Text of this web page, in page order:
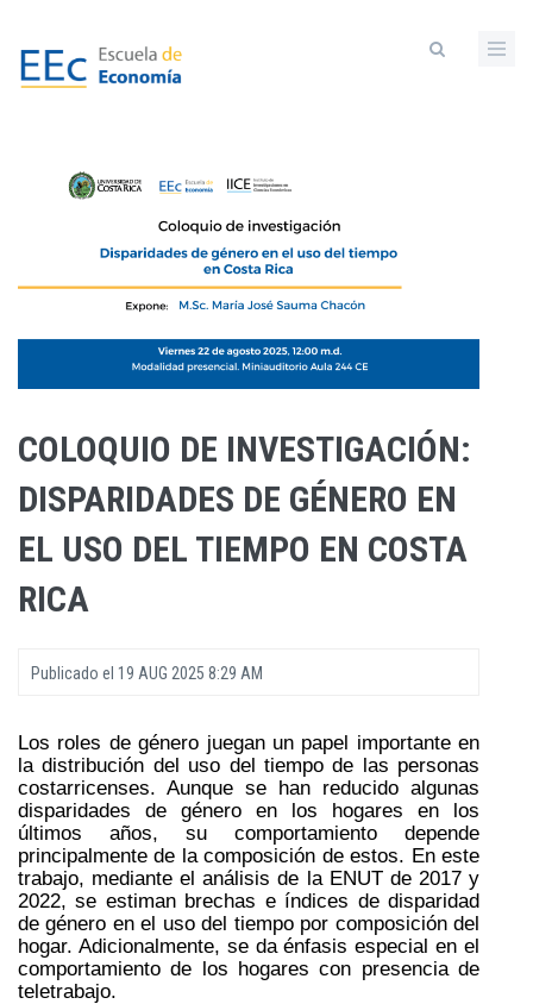
contenido
COLOQUIO DE INVESTIGACIÓN:
DISPARIDADES DE GÉNERO EN
EL USO DEL TIEMPO EN COSTA
RICA
Publicado el 19 AUG 2025 8:29 AM
Los roles de género juegan un papel importante en
la distribución del uso del tiempo de las personas
costarricenses. Aunque se han reducido algunas
disparidades de género en los hogares en los
últimos años, su comportamiento depende
principalmente de la composición de estos. En este
trabajo, mediante el análisis de la ENUT de 2017 y
2022, se estiman brechas e índices de disparidad
de género en el uso del tiempo por composición del
hogar. Adicionalmente, se da énfasis especial en el
comportamiento de los hogares con presencia de
teletrabajo.